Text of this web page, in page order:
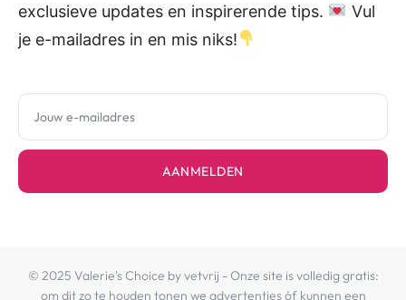
exclusieve updates en inspirerende tips.
Vul
je e-mailadres in en mis niks!
AANMELDEN
© 2025 Valerie's Choice by vetvrij - Onze site is volledig gratis:
om dit zo te houden tonen we advertenties óf kunnen een